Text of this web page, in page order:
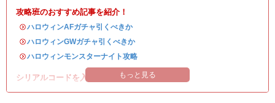
攻略班のおすすめ記事を紹介！
・ハロウィンAFガチャ引くべきか
・ハロウィンGWガチャ引くべきか
・ハロウィンモンスターナイト攻略
シリアルコードを入れて豪華アイテムを入手！
もっと見る